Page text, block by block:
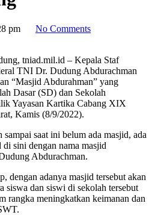
pm No Comments
tniad.mil.id – Kepala Staf
TNI Dr. Dudung Abdurachman
“Masjid Abdurahman” yang
Dasar (SD) dan Sekolah
Yayasan Kartika Cabang XIX
Kamis (8/9/2022).
sampai saat ini belum ada masjid, ada
sini dengan nama masjid
Abdurachman.
dengan adanya masjid tersebut akan
siswa dan siswi di sekolah tersebut
rangka meningkatkan keimanan dan